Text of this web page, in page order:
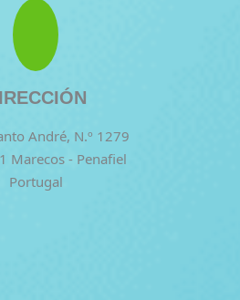
André, N.º 1279
Marecos - Penafiel
Portugal